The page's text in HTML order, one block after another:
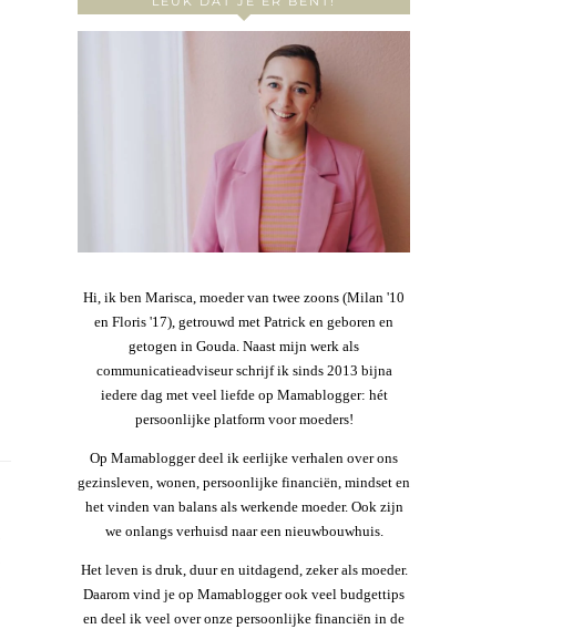
Hi, ik ben Marisca, moeder van twee zoons (Milan '10
en Floris '17), getrouwd met Patrick en geboren en
getogen in Gouda. Naast mijn werk als
communicatieadviseur schrijf ik sinds 2013 bijna
iedere dag met veel liefde op Mamablogger: hét
persoonlijke platform voor moeders!
Op Mamablogger deel ik eerlijke verhalen over ons
gezinsleven, wonen, persoonlijke financiën, mindset en
het vinden van balans als werkende moeder. Ook zijn
we onlangs verhuisd naar een nieuwbouwhuis.
Het leven is druk, duur en uitdagend, zeker als moeder.
Daarom vind je op Mamablogger ook veel budgettips
en deel ik veel over onze persoonlijke financiën in de